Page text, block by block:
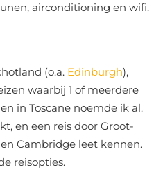
airconditioning en wifi.
(o.a. Edinburgh),
waarbij 1 of meerdere
in Toscane noemde ik al.
en een reis door Groot-
Cambridge leet kennen.
reisopties.